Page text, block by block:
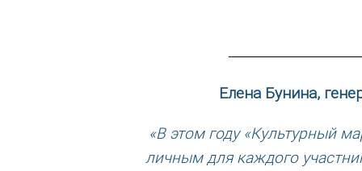
Елена Бунина,
«В этом году «Культурный
личным для каждого